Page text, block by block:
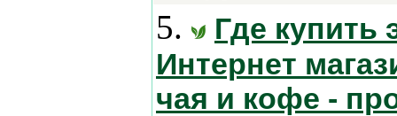
5.
Где купить
Интернет
чая и кофе -